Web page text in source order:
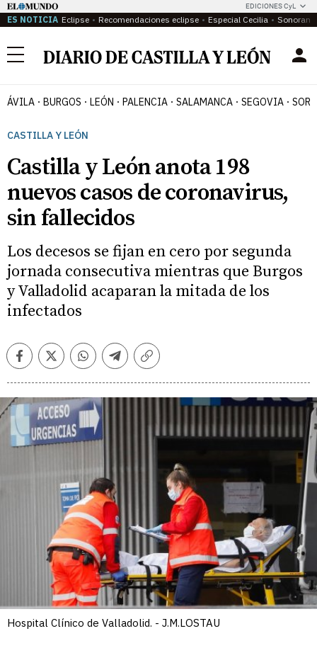
EDICIONES CyL
ES NOTICIA Eclipse Recomendaciones eclipse Especial Cecilia
Menú
ÁVILA BURGOS LEÓN PALENCIA SALAMANCA SEGOVIA
CASTILLA Y LEÓN
Castilla y León anota 198
nuevos casos de coronavirus,
sin fallecidos
Los decesos se fijan en cero por segunda
jornada consecutiva mientras que Burgos
y Valladolid acaparan la mitada de los
infectados
FacebookTwitterWhatsappTelegramCopiar
Hospital Clínico de Valladolid. - J.M.LOSTAU